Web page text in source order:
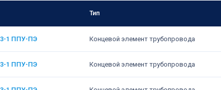
Тип
1 ППУ-ПЭ Концевой элемент трубопровода
1 ППУ-ПЭ Концевой элемент трубопровода